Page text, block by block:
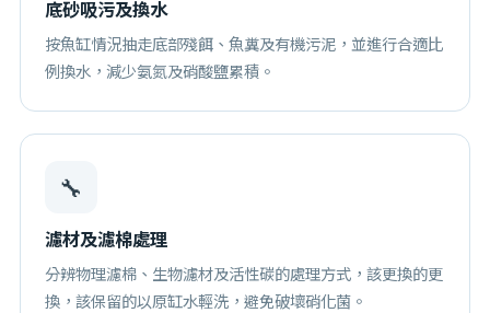
底砂吸污及換水
按魚缸情況抽走底部殘餌、魚糞及有機污泥，並進行合適比
例換水，減少氨氮及硝酸鹽累積。
🔧
濾材及濾棉處理
分辨物理濾棉、生物濾材及活性碳的處理方式，該更換的更
換，該保留的以原缸水輕洗，避免破壞硝化菌。